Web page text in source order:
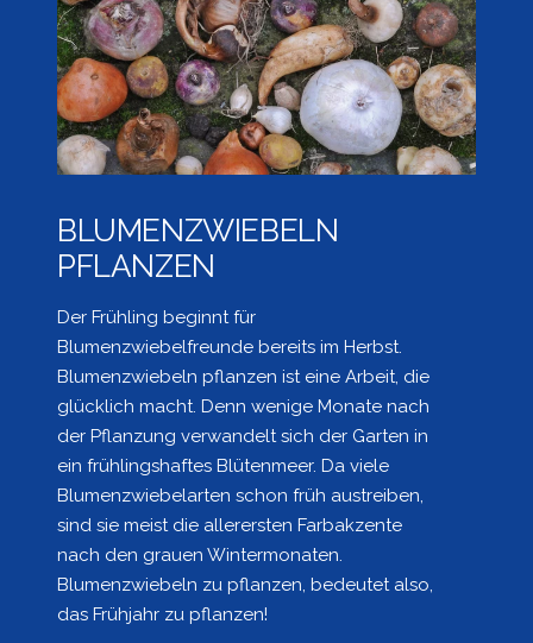
BLUMENZWIEBELN
PFLANZEN
Der Frühling beginnt für
Blumenzwiebelfreunde bereits im Herbst.
Blumenzwiebeln pflanzen ist eine Arbeit, die
glücklich macht. Denn wenige Monate nach
der Pflanzung verwandelt sich der Garten in
ein frühlingshaftes Blütenmeer. Da viele
Blumenzwiebelarten schon früh austreiben,
sind sie meist die allerersten Farbakzente
nach den grauen Wintermonaten.
Blumenzwiebeln zu pflanzen, bedeutet also,
das Frühjahr zu pflanzen!